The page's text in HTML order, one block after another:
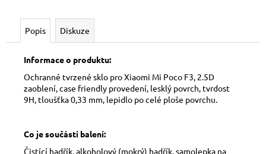
Popis Diskuze
Informace o produktu:
Ochranné tvrzené sklo pro Xiaomi Mi Poco F3, 2.5D
zaoblení, case friendly provedení, lesklý povrch, tvrdost
9H, tloušťka 0,33 mm, lepidlo po celé ploše povrchu.
Co je součástí balení:
Čistící hadřík, alkoholový (mokrý) hadřík, samolepka na